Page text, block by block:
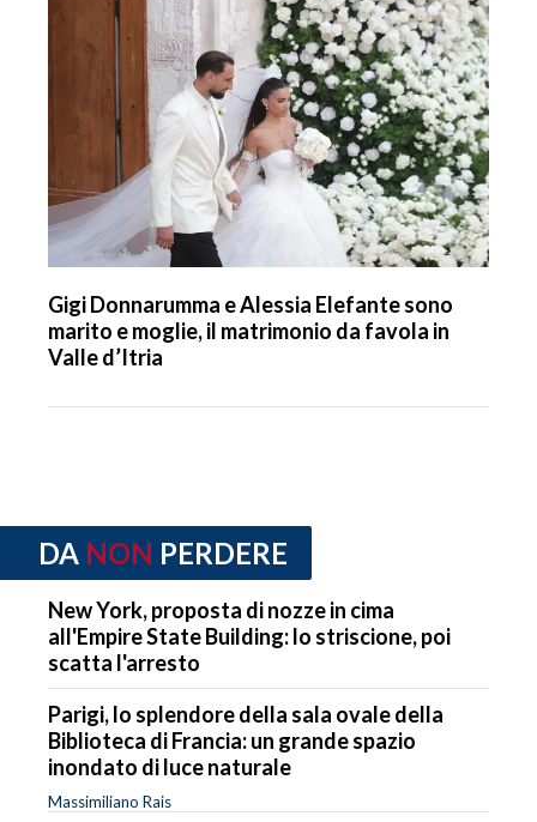
Gigi Donnarumma e Alessia Elefante sono
marito e moglie, il matrimonio da favola in
Valle d’Itria
DA NON PERDERE
New York, proposta di nozze in cima
all'Empire State Building: lo striscione, poi
scatta l'arresto
Parigi, lo splendore della sala ovale della
Biblioteca di Francia: un grande spazio
inondato di luce naturale
Massimiliano Rais